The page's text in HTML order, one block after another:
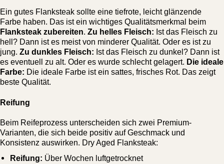
Ein gutes Flanksteak sollte eine tiefrote, leicht glänzende
Farbe haben. Das ist ein wichtiges Qualitätsmerkmal beim
Flanksteak zubereiten Zu helles Fleisch: Ist das Fleisch zu
hell? Dann ist es meist von minderer Qualität. Oder es ist zu
jung. Zu dunkles Fleisch: Ist das Fleisch zu dunkel? Dann ist
es eventuell zu alt. Oder es wurde schlecht gelagert. Die ideale
Farbe: Die ideale Farbe ist ein sattes, frisches Rot. Das zeigt
beste Qualität.
Reifung
Beim Reifeprozess unterscheiden sich zwei Premium-
Varianten, die sich beide positiv auf Geschmack und
Konsistenz auswirken. Dry Aged Flanksteak:
Reifung: Über Wochen luftgetrocknet